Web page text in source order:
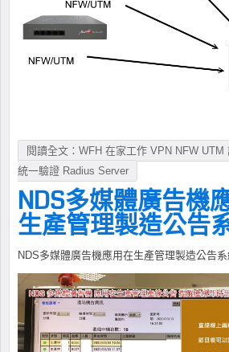
閱讀全文：WFH 在家工作 VPN NFW
統一驗證 Radius Server
NDS多媒體廣告機
生產管理製造公告
NDS多媒體廣告機應用在生產管理製造公告